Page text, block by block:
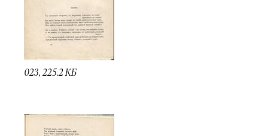
023, 225.2 КБ